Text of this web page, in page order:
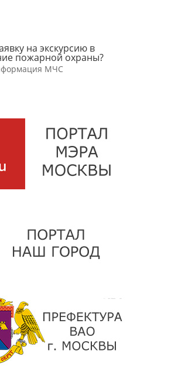
на экскурсию в
пожарной охраны?
МЧС